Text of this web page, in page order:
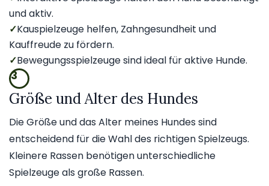
und aktiv.
✓Kauspielzeuge helfen, Zahngesundheit und
Kauffreude zu fördern.
✓Bewegungsspielzeuge sind ideal für aktive Hunde.
3
Größe und Alter des Hundes
Die Größe und das Alter meines Hundes sind
entscheidend für die Wahl des richtigen Spielzeugs.
Kleinere Rassen benötigen unterschiedliche
Spielzeuge als große Rassen.